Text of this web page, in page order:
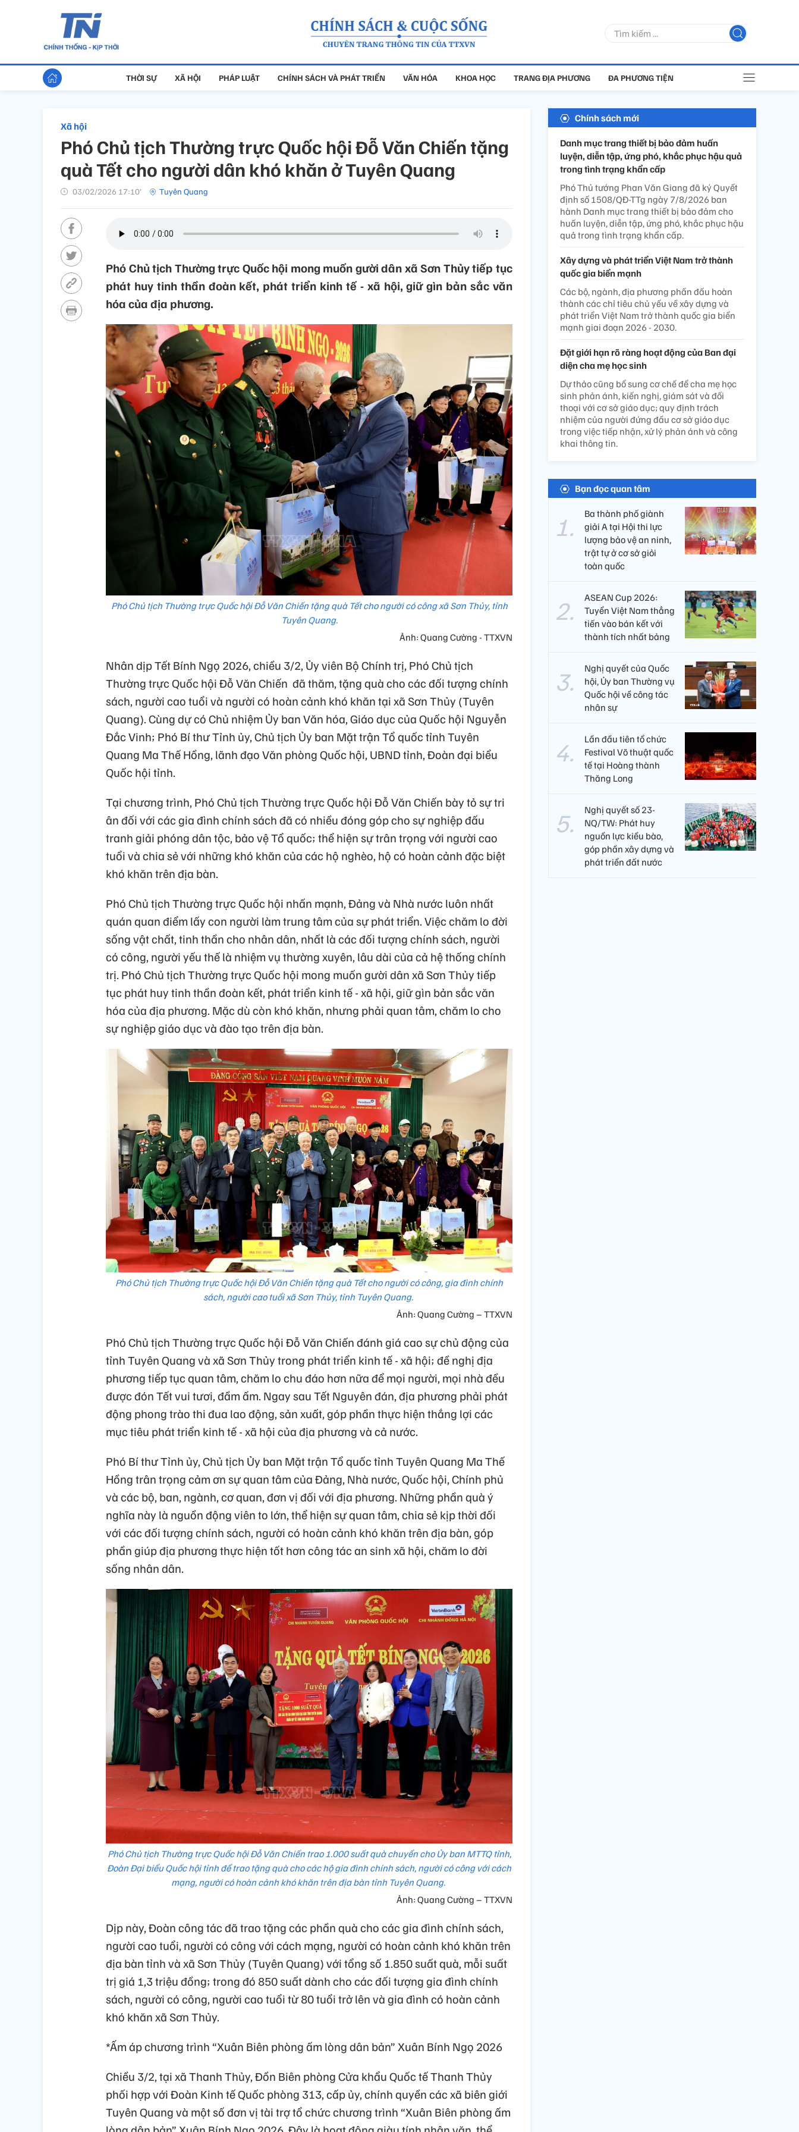
THỜI SỰ XÃ HỘI PHÁP LUẬT CHÍNH SÁCH VÀ PHÁT TRIỂN VĂN HÓA KHOA HỌC TRANG ĐỊA PHƯƠNG ĐA PHƯƠNG TIỆN
Xã hội
Phó Chủ tịch Thường trực Quốc hội Đỗ Văn Chiến tặng
quà Tết cho người dân khó khăn ở Tuyên Quang
03/02/2026 17:10’ Tuyên Quang
Phó Chủ tịch Thường trực Quốc hội mong muốn gười dân xã Sơn Thủy tiếp tục
phát huy tinh thần đoàn kết, phát triển kinh tế - xã hội, giữ gìn bản sắc văn
hóa của địa phương.
Phó Chủ tịch Thường trực Quốc hội Đỗ Văn Chiến tặng quà Tết cho người có công xã Sơn Thủy, tỉnh
Tuyên Quang.
Ảnh: Quang Cường - TTXVN
Nhân dịp Tết Bính Ngọ 2026, chiều 3/2, Ủy viên Bộ Chính trị, Phó Chủ tịch
Thường trực Quốc hội Đỗ Văn Chiến đã thăm, tặng quà cho các đối tượng chính
sách, người cao tuổi và người có hoàn cảnh khó khăn tại xã Sơn Thủy (Tuyên
Quang). Cùng dự có Chủ nhiệm Ủy ban Văn hóa, Giáo dục của Quốc hội Nguyễn
Đắc Vinh; Phó Bí thư Tỉnh ủy, Chủ tịch Ủy ban Mặt trận Tổ quốc tỉnh Tuyên
Quang Ma Thế Hồng, lãnh đạo Văn phòng Quốc hội, UBND tỉnh, Đoàn đại biểu
Quốc hội tỉnh.
Tại chương trình, Phó Chủ tịch Thường trực Quốc hội Đỗ Văn Chiến bày tỏ sự tri
ân đối với các gia đình chính sách đã có nhiều đóng góp cho sự nghiệp đấu
tranh giải phóng dân tộc, bảo vệ Tổ quốc; thể hiện sự trân trọng với người cao
tuổi và chia sẻ với những khó khăn của các hộ nghèo, hộ có hoàn cảnh đặc biệt
khó khăn trên địa bàn.
Phó Chủ tịch Thường trực Quốc hội nhấn mạnh, Đảng và Nhà nước luôn nhất
quán quan điểm lấy con người làm trung tâm của sự phát triển. Việc chăm lo đời
sống vật chất, tinh thần cho nhân dân, nhất là các đối tượng chính sách, người
có công, người yếu thế là nhiệm vụ thường xuyên, lâu dài của cả hệ thống chính
trị. Phó Chủ tịch Thường trực Quốc hội mong muốn gười dân xã Sơn Thủy tiếp
tục phát huy tinh thần đoàn kết, phát triển kinh tế - xã hội, giữ gìn bản sắc văn
hóa của địa phương. Mặc dù còn khó khăn, nhưng phải quan tâm, chăm lo cho
sự nghiệp giáo dục và đào tạo trên địa bàn.
Phó Chủ tịch Thường trực Quốc hội Đỗ Văn Chiến tặng quà Tết cho người có công, gia đình chính
sách, người cao tuổi xã Sơn Thủy, tỉnh Tuyên Quang.
Ảnh: Quang Cường – TTXVN
Phó Chủ tịch Thường trực Quốc hội Đỗ Văn Chiến đánh giá cao sự chủ động của
tỉnh Tuyên Quang và xã Sơn Thủy trong phát triển kinh tế - xã hội; đề nghị địa
phương tiếp tục quan tâm, chăm lo chu đáo hơn nữa để mọi người, mọi nhà đều
được đón Tết vui tươi, đầm ấm. Ngay sau Tết Nguyên đán, địa phương phải phát
động phong trào thi đua lao động, sản xuất, góp phần thực hiện thắng lợi các
mục tiêu phát triển kinh tế - xã hội của địa phương và cả nước.
Phó Bí thư Tỉnh ủy, Chủ tịch Ủy ban Mặt trận Tổ quốc tỉnh Tuyên Quang Ma Thế
Hồng trân trọng cảm ơn sự quan tâm của Đảng, Nhà nước, Quốc hội, Chính phủ
và các bộ, ban, ngành, cơ quan, đơn vị đối với địa phương. Những phần quà ý
nghĩa này là nguồn động viên to lớn, thể hiện sự quan tâm, chia sẻ kịp thời đối
với các đối tượng chính sách, người có hoàn cảnh khó khăn trên địa bàn, góp
phần giúp địa phương thực hiện tốt hơn công tác an sinh xã hội, chăm lo đời
sống nhân dân.
Phó Chủ tịch Thường trực Quốc hội Đỗ Văn Chiến trao 1.000 suất quà chuyển cho Ủy ban MTTQ tỉnh,
Đoàn Đại biểu Quốc hội tỉnh để trao tặng quà cho các hộ gia đình chính sách, người có công với cách
mạng, người có hoàn cảnh khó khăn trên địa bàn tỉnh Tuyên Quang.
Ảnh: Quang Cường – TTXVN
Dịp này, Đoàn công tác đã trao tặng các phần quà cho các gia đình chính sách,
người cao tuổi, người có công với cách mạng, người có hoàn cảnh khó khăn trên
địa bàn tỉnh và xã Sơn Thủy (Tuyên Quang) với tổng số 1.850 suất quà, mỗi suất
trị giá 1,3 triệu đồng; trong đó 850 suất dành cho các đối tượng gia đình chính
sách, người có công, người cao tuổi từ 80 tuổi trở lên và gia đình có hoàn cảnh
khó khăn xã Sơn Thủy.
*Ấm áp chương trình “Xuân Biên phòng ấm lòng dân bản” Xuân Bính Ngọ 2026
Chiều 3/2, tại xã Thanh Thủy, Đồn Biên phòng Cửa khẩu Quốc tế Thanh Thủy
phối hợp với Đoàn Kinh tế Quốc phòng 313, cấp ủy, chính quyền các xã biên giới
Tuyên Quang và một số đơn vị tài trợ tổ chức chương trình “Xuân Biên phòng ấm
Chính sách mới
Danh mục trang thiết bị bảo đảm huấn
luyện, diễn tập, ứng phó, khắc phục hậu quả
trong tình trạng khẩn cấp
Phó Thủ tướng Phan Văn Giang đã ký Quyết
định số 1508/QĐ-TTg ngày 7/8/2026 ban
hành Danh mục trang thiết bị bảo đảm cho
huấn luyện, diễn tập, ứng phó, khắc phục hậu
quả trong tình trạng khẩn cấp.
Xây dựng và phát triển Việt Nam trở thành
quốc gia biển mạnh
Các bộ, ngành, địa phương phấn đấu hoàn
thành các chỉ tiêu chủ yếu về xây dựng và
phát triển Việt Nam trở thành quốc gia biển
mạnh giai đoạn 2026 - 2030.
Đặt giới hạn rõ ràng hoạt động của Ban đại
diện cha mẹ học sinh
Dự thảo cũng bổ sung cơ chế để cha mẹ học
sinh phản ánh, kiến nghị, giám sát và đối
thoại với cơ sở giáo dục; quy định trách
nhiệm của người đứng đầu cơ sở giáo dục
trong việc tiếp nhận, xử lý phản ánh và công
khai thông tin.
Bạn đọc quan tâm
Ba thành phố giành
giải A tại Hội thi lực
lượng bảo vệ an ninh,
trật tự ở cơ sở giỏi
toàn quốc
ASEAN Cup 2026:
Tuyển Việt Nam thẳng
tiến vào bán kết với
thành tích nhất bảng
Nghị quyết của Quốc
hội, Ủy ban Thường vụ
Quốc hội về công tác
nhân sự
Lần đầu tiên tổ chức
Festival Võ thuật quốc
tế tại Hoàng thành
Thăng Long
Nghị quyết số 23-
NQ/TW: Phát huy
nguồn lực kiều bào,
góp phần xây dựng và
phát triển đất nước